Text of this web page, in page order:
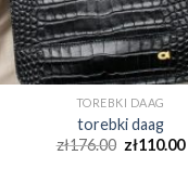
TOREBKI DAAG
torebki daag
zł176.00 zł110.00